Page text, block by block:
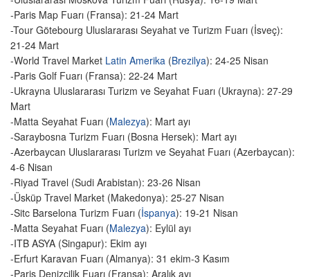
-Paris Map Fuarı (Fransa): 21-24 Mart
-Tour Götebourg Uluslararası Seyahat ve Turizm Fuarı (İsveç):
21-24 Mart
-World Travel Market Latin Amerika (Brezilya): 24-25 Nisan
-Paris Golf Fuarı (Fransa): 22-24 Mart
-Ukrayna Uluslararası Turizm ve Seyahat Fuarı (Ukrayna): 27-29
Mart
-Matta Seyahat Fuarı (Malezya): Mart ayı
-Saraybosna Turizm Fuarı (Bosna Hersek): Mart ayı
-Azerbaycan Uluslararası Turizm ve Seyahat Fuarı (Azerbaycan):
4-6 Nisan
-Riyad Travel (Sudi Arabistan): 23-26 Nisan
-Üsküp Travel Market (Makedonya): 25-27 Nisan
-Sitc Barselona Turizm Fuarı (İspanya): 19-21 Nisan
-Matta Seyahat Fuarı (Malezya): Eylül ayı
-ITB ASYA (Singapur): Ekim ayı
-Erfurt Karavan Fuarı (Almanya): 31 ekim-3 Kasım
-Paris Denizcilik Fuarı (Fransa): Aralık ayı